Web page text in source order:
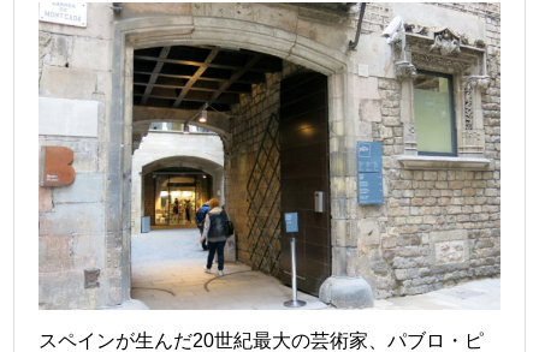
スペインが生んだ20世紀最大の芸術家、パブロ・ピ